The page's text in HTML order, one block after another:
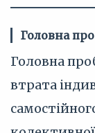
Головна
Головна
втрата